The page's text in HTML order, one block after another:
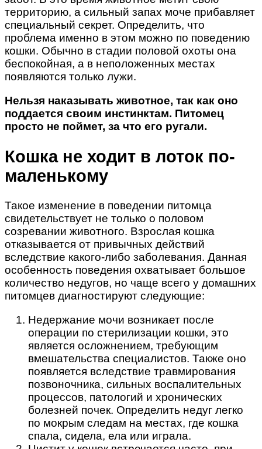
территорию, а сильный запах моче прибавляет
специальный секрет. Определить, что
проблема именно в этом можно по поведению
кошки. Обычно в стадии половой охоты она
беспокойная, а в неположенных местах
появляются только лужи.
Нельзя наказывать животное, так как оно
поддается своим инстинктам. Питомец
просто не поймет, за что его ругали.
Кошка не ходит в лоток по-
маленькому
Такое изменение в поведении питомца
свидетельствует не только о половом
созревании животного. Взрослая кошка
отказывается от привычных действий
вследствие какого-либо заболевания. Данная
особенность поведения охватывает большое
количество недугов, но чаще всего у домашних
питомцев диагностируют следующие:
Недержание мочи возникает после
операции по стерилизации кошки, это
является осложнением, требующим
вмешательства специалистов. Также оно
появляется вследствие травмирования
позвоночника, сильных воспалительных
процессов, патологий и хронических
болезней почек. Определить недуг легко
по мокрым следам на местах, где кошка
спала, сидела, ела или играла.